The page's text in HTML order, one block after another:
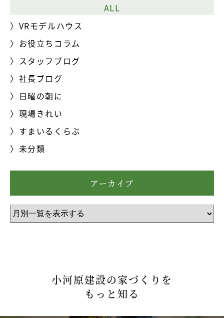
ALL
VRモデルハウス
お役立ちコラム
スタッフブログ
社長ブログ
日曜の朝に
現場きれい
すまいるくらぶ
未分類
アーカイブ
小河原建設の家づくりを
もっと知る